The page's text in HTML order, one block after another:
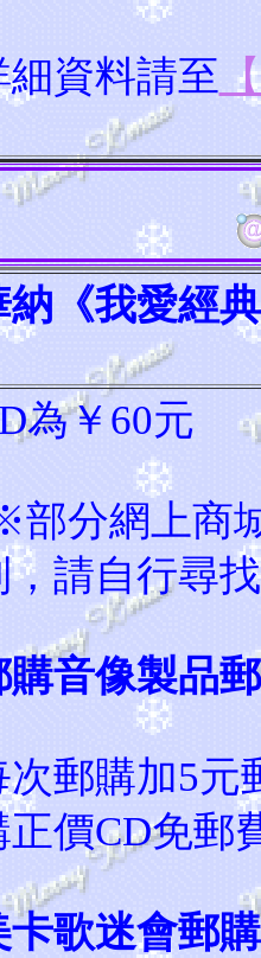
細資料請至
納《我愛經
為￥60元
部分網上商
，請自行尋
購音像製品
次郵購加5元
正價CD免郵
卡歌迷會郵